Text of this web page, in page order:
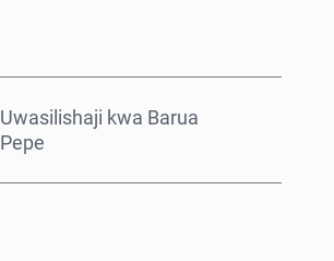
Uwasilishaji kwa Barua
Pepe